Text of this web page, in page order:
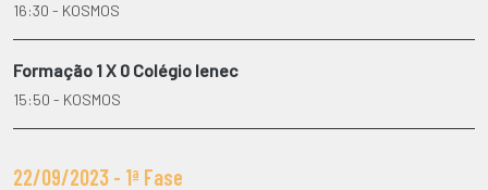
16:30 - KOSMOS
Formação 1 X 0 Colégio Ienec
15:50 - KOSMOS
22/09/2023 - 1ª Fase